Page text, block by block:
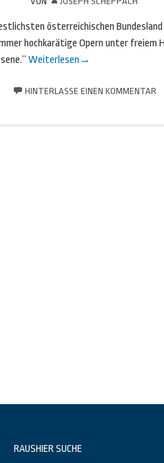
österreichischen
hochkarätige Opern unter freiem
Weiterlesen →
HINTERLASSE EINEN KOMMENTAR
RAUSHIER SUCHE